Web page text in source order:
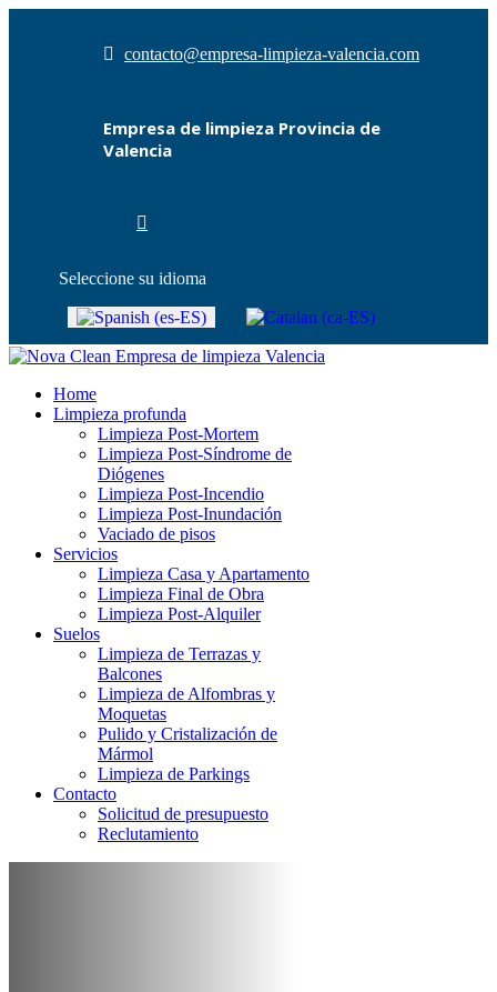
contacto@empresa-limpieza-valencia.com
Empresa de limpieza Provincia de
Valencia
Seleccione su idioma
Home
Limpieza profunda
Limpieza Post-Mortem
Limpieza Post-Síndrome de
Diógenes
Limpieza Post-Incendio
Limpieza Post-Inundación
Vaciado de pisos
Servicios
Limpieza Casa y Apartamento
Limpieza Final de Obra
Limpieza Post-Alquiler
Suelos
Limpieza de Terrazas y
Balcones
Limpieza de Alfombras y
Moquetas
Pulido y Cristalización de
Mármol
Limpieza de Parkings
Contacto
Solicitud de presupuesto
Reclutamiento
Pulido y